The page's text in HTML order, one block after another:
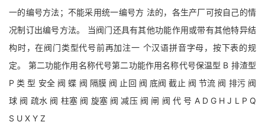
一的编号方法；不能采用统一编号方 法的，各生产厂可按自己的情
况制订出编号方法。 当阀门还具有其他功能作用或带有其他特异结
构时，在阀门类型代号前再加注一 个汉语拼音字母，按下表的规
定。 第二功能作用名称代号第二功能作用名称代号保温型 B 排渣型
P 类 型 安全 阀 蝶 阀 隔膜 阀 止回 阀 底阀 截止 阀 节流 阀 排污 阀
球 阀 疏水 阀 柱塞 阀 旋塞 阀 减压 阀 闸 阀 代 号 A D G H J L P Q
S U X Y Z